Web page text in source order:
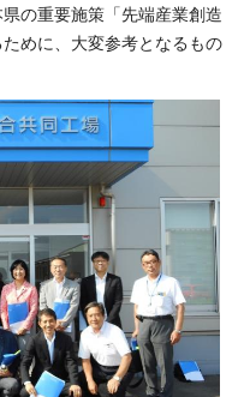
の重要施策「先端産業創造
めに、大変参考となるもの